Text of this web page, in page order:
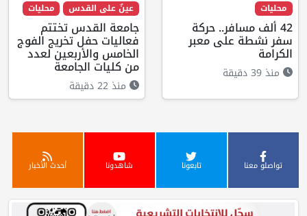
محليات
42 ألف مسافر.. حركة
سفر نشطة على معبر
الكرامة
منذ 39 دقيقة
عينٌ على القدس محليات
جامعة القدس تختتم
فعاليات حفل تخريج الفوج
الخامس والأربعين لعدد
من كليات الجامعة
منذ 22 دقيقة
تواصلو معنا تابعونا شاهدونا أحدث الأخبار